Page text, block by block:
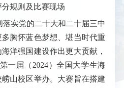
规则及比赛现场
落实党的二十大和二十届三中
胸怀蓝色梦想、堪当时代重
洋强国建设作出更大贡献，
一届（2024）全国大学生海
山校区举办。大赛旨在搭建